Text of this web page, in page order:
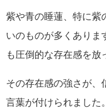
紫や青の睡蓮、特に紫
いのものが多くありま
も圧倒的な存在感を放
その存在感の強さが、
言葉が付けられました。